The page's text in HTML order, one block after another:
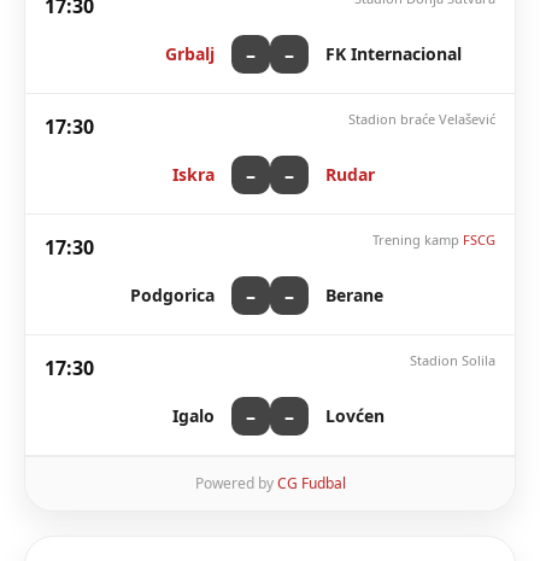
17:30
Grbalj – – FK Internacional
17:30 Stadion braće Velašević
Iskra – – Rudar
17:30 Trening kamp FSCG
Podgorica – – Berane
17:30 Stadion Solila
Igalo – – Lovćen
Powered byCG Fudbal